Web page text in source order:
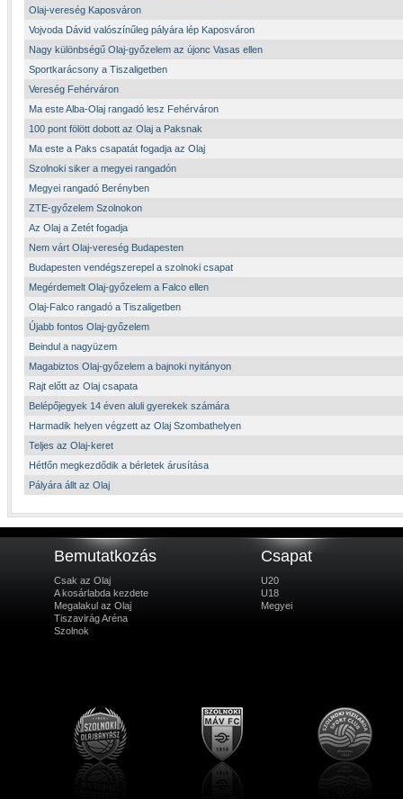
Olaj-vereség Kaposváron
Vojvoda Dávid valószínűleg pályára lép Kaposváron
Nagy különbségű Olaj-győzelem az újonc Vasas ellen
Sportkarácsony a Tiszaligetben
Vereség Fehérváron
Ma este Alba-Olaj rangadó lesz Fehérváron
100 pont fölött dobott az Olaj a Paksnak
Ma este a Paks csapatát fogadja az Olaj
Szolnoki siker a megyei rangadón
Megyei rangadó Berényben
ZTE-győzelem Szolnokon
Az Olaj a Zetét fogadja
Nem várt Olaj-vereség Budapesten
Budapesten vendégszerepel a szolnoki csapat
Megérdemelt Olaj-győzelem a Falco ellen
Olaj-Falco rangadó a Tiszaligetben
Újabb fontos Olaj-győzelem
Beindul a nagyüzem
Magabiztos Olaj-győzelem a bajnoki nyitányon
Rajt előtt az Olaj csapata
Belépőjegyek 14 éven aluli gyerekek számára
Harmadik helyen végzett az Olaj Szombathelyen
Teljes az Olaj-keret
Hétfőn megkezdődik a bérletek árusítása
Pályára állt az Olaj
Bemutatkozás
Csak az Olaj
A kosárlabda kezdete
Megalakul az Olaj
Tiszavirág Aréna
Szolnok
Csapat
U20
U18
Megyei